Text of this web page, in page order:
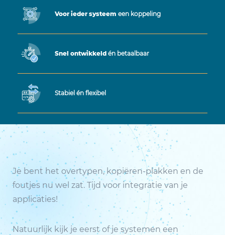
Voor ieder systeem een koppeling
Snel ontwikkeld én betaalbaar
Stabiel én flexibel
Je bent het overtypen, kopiëren-plakken en de
foutjes nu wel zat. Tijd voor integratie van je
applicaties!
Natuurlijk kijk je eerst of je systemen een